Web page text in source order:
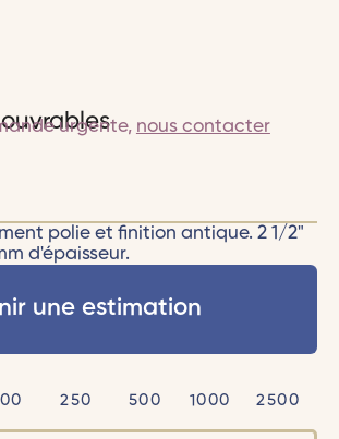
urgente, nous contacter
polie et finition antique. 2 1/2"
d'épaisseur.
une estimation
250 500 1000 2500